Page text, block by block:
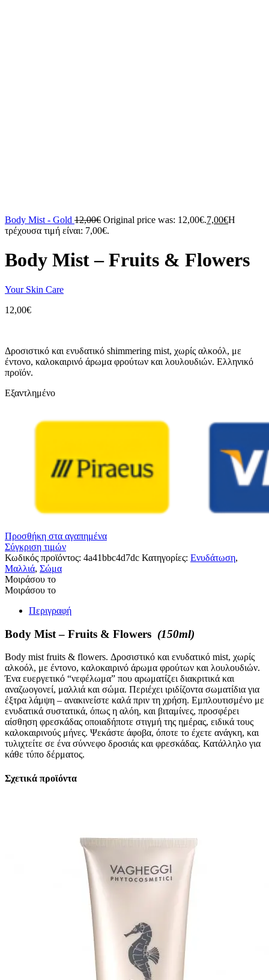
Body Mist - Gold 12,00€ Original price was: 12,00€.7,00€Η
τρέχουσα τιμή είναι: 7,00€.
Body Mist – Fruits & Flowers
Your Skin Care
12,00€
Δροσιστικό και ενυδατικό shimmering mist, χωρίς αλκοόλ, με
έντονο, καλοκαιρινό άρωμα φρούτων και λουλουδιών. Ελληνικό
προϊόν.
Εξαντλημένο
Προσθήκη στα αγαπημένα
Σύγκριση τιμών
Κωδικός προϊόντος: 4a41bbc4d7dc Κατηγορίες: Ενυδάτωση,
Μαλλιά, Σώμα
Μοιράσου το
Μοιράσου το
Περιγραφή
Body Mist – Fruits & Flowers (150ml)
Body mist fruits & flowers. Δροσιστικό και ενυδατικό mist, χωρίς
αλκοόλ, με έντονο, καλοκαιρινό άρωμα φρούτων και λουλουδιών.
Ένα ευεργετικό “νεφέλωμα” που αρωματίζει διακριτικά και
αναζωογονεί, μαλλιά και σώμα. Περιέχει ιριδίζοντα σωματίδια για
έξτρα λάμψη – ανακινείστε καλά πριν τη χρήση. Εμπλουτισμένο με
ενυδατικά συστατικά, όπως η αλόη, και βιταμίνες, προσφέρει
αίσθηση φρεσκάδας οποιαδήποτε στιγμή της ημέρας, ειδικά τους
καλοκαιρινούς μήνες. Ψεκάστε άφοβα, όποτε το έχετε ανάγκη, και
τυλιχτείτε σε ένα σύννεφο δροσιάς και φρεσκάδας. Κατάλληλο για
κάθε τύπο δέρματος.
Σχετικά προϊόντα